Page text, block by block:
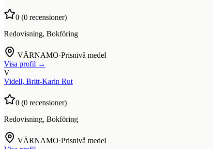
0 (0 recensioner)
Redovisning, Bokföring
VÄRNAMO·Prisnivå medel
Visa profil →
V
Videll, Britt-Karin Rut
0 (0 recensioner)
Redovisning, Bokföring
VÄRNAMO·Prisnivå medel